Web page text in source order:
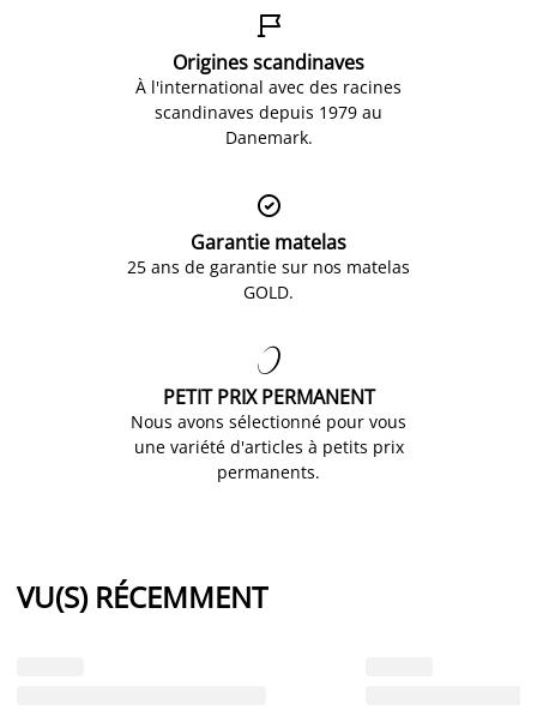

Origines scandinaves
À l'international avec des racines
scandinaves depuis 1979 au
Danemark.

Garantie matelas
25 ans de garantie sur nos matelas
GOLD.

PETIT PRIX PERMANENT
Nous avons sélectionné pour vous
une variété d'articles à petits prix
permanents.
VU(S) RÉCEMMENT